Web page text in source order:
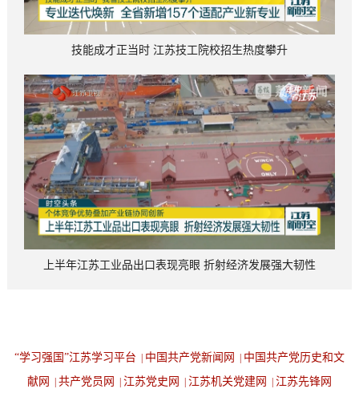
技能成才正当时 江苏技工院校招生热度攀升
上半年江苏工业品出口表现亮眼 折射经济发展强大韧性
“学习强国”江苏学习平台 中国共产党新闻网
中国共产党历史和文
献网
共产党员网 江苏党史网 江苏机关党建网 江苏先锋网